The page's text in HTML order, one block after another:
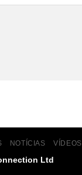
NOTÍCIAS VÍDEOS
Ltd